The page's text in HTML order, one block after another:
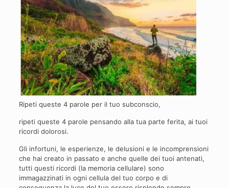
Ripeti queste 4 parole per il tuo subconscio,
ripeti queste 4 parole pensando alla tua parte ferita, ai tuoi
ricordi dolorosi.
Gli infortuni, le esperienze, le delusioni e le incomprensioni
che hai creato in passato e anche quelle dei tuoi antenati,
tutti questi ricordi (la memoria cellulare) sono
immagazzinati in ogni cellula del tuo corpo e di